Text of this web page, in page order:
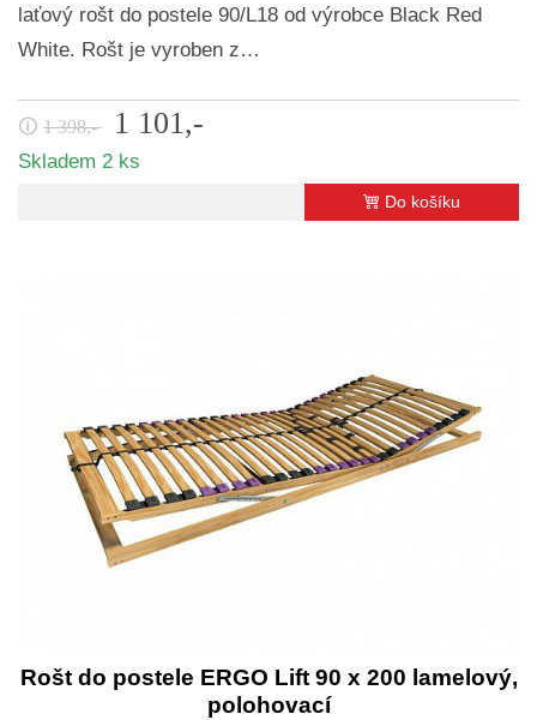
laťový rošt do postele 90/L18 od výrobce Black Red
White. Rošt je vyroben z…
🛈 1 398,- 1 101,-
Skladem 2 ks
Do košíku
Rošt do postele ERGO Lift 90 x 200 lamelový,
polohovací